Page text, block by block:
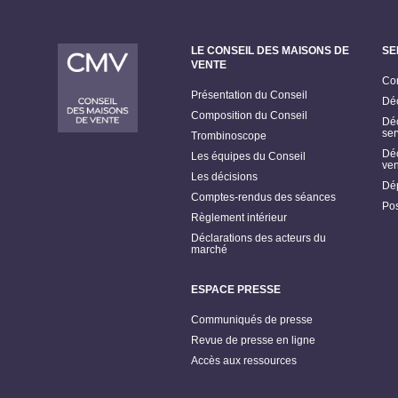
LE CONSEIL DES MAISONS DE
VENTE
Présentation du Conseil
Composition du Conseil
Trombinoscope
Les équipes du Conseil
Les décisions
Comptes-rendus des séances
Règlement intérieur
Déclarations des acteurs du
marché
ESPACE PRESSE
Communiqués de presse
Revue de presse en ligne
Accès aux ressources